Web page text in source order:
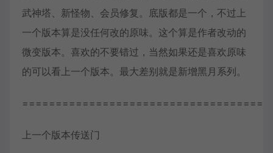
武神塔、新怪物、会员修复。底版都是一个，不过上
一个版本算是没任何改的原味。这个算是作者改动的
微变版本。喜欢的不要错过，当然如果还是喜欢原味
的可以看上一个版本。最大差别就是新增黑月系列。
上一个版本传送门